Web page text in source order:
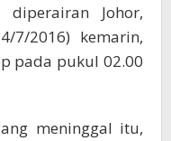
Johor,
7/2016) kemarin,
pada pukul 02.00
meninggal itu,